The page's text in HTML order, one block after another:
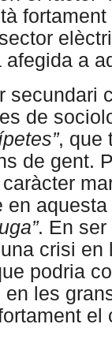
afegida a
secundari
de
, que
de gent.
en
. En ser
crisi
podria
en les